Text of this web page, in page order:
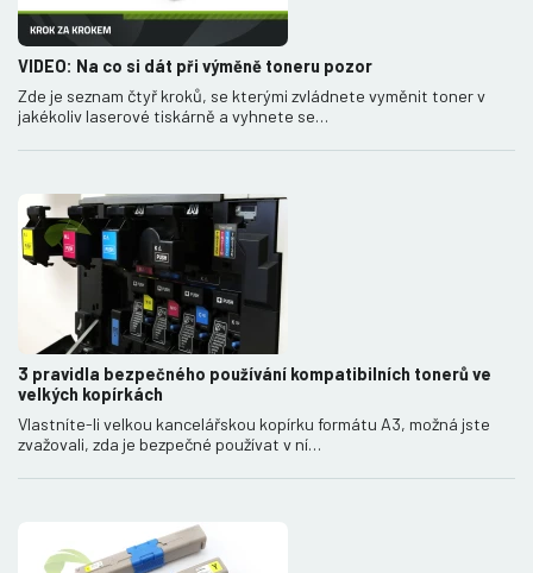
VIDEO: Na co si dát při výměně toneru pozor
Zde je seznam čtyř kroků, se kterými zvládnete vyměnit toner v
jakékoliv laserové tiskárně a vyhnete se…
3 pravidla bezpečného používání kompatibilních tonerů ve
velkých kopírkách
Vlastníte-li velkou kancelářskou kopírku formátu A3, možná jste
zvažovali, zda je bezpečné používat v ní…